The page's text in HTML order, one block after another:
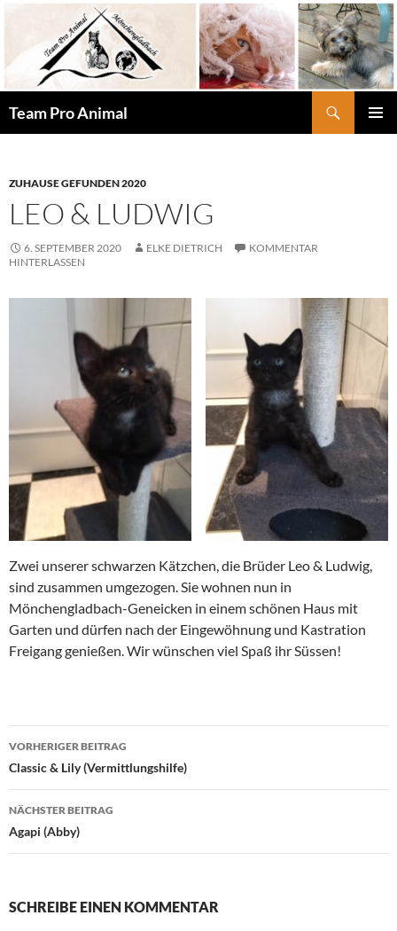
springen
Team Pro Animal
ZUHAUSE GEFUNDEN 2020
LEO & LUDWIG
6. SEPTEMBER 2020 ELKE DIETRICH
KOMMENTAR
HINTERLASSEN
Zwei unserer schwarzen Kätzchen, die Brüder Leo & Ludwig,
sind zusammen umgezogen. Sie wohnen nun in
Mönchengladbach-Geneicken in einem schönen Haus mit
Garten und dürfen nach der Eingewöhnung und Kastration
Freigang genießen. Wir wünschen viel Spaß ihr Süssen!
Beitragsnavigation
VORHERIGER BEITRAG
Classic & Lily (Vermittlungshilfe)
NÄCHSTER BEITRAG
Agapi (Abby)
SCHREIBE EINEN KOMMENTAR